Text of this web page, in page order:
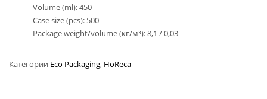
Volume (ml): 450
Case size (pcs): 500
Package weight/volume (кг/м³): 8,1 / 0,03
Категории Eco Packaging, HoReca